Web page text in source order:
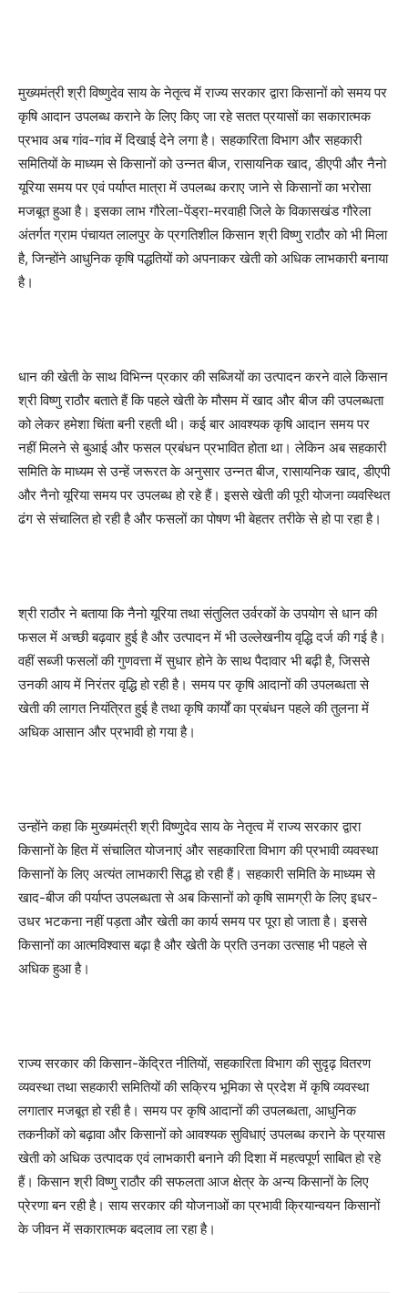
मुख्यमंत्री श्री विष्णुदेव साय के नेतृत्व में राज्य सरकार द्वारा किसानों को समय पर
कृषि आदान उपलब्ध कराने के लिए किए जा रहे सतत प्रयासों का सकारात्मक
प्रभाव अब गांव-गांव में दिखाई देने लगा है। सहकारिता विभाग और सहकारी
समितियों के माध्यम से किसानों को उन्नत बीज, रासायनिक खाद, डीएपी और नैनो
यूरिया समय पर एवं पर्याप्त मात्रा में उपलब्ध कराए जाने से किसानों का भरोसा
मजबूत हुआ है। इसका लाभ गौरेला-पेंड्रा-मरवाही जिले के विकासखंड गौरेला
अंतर्गत ग्राम पंचायत लालपुर के प्रगतिशील किसान श्री विष्णु राठौर को भी मिला
है, जिन्होंने आधुनिक कृषि पद्धतियों को अपनाकर खेती को अधिक लाभकारी बनाया
है।
धान की खेती के साथ विभिन्न प्रकार की सब्जियों का उत्पादन करने वाले किसान
श्री विष्णु राठौर बताते हैं कि पहले खेती के मौसम में खाद और बीज की उपलब्धता
को लेकर हमेशा चिंता बनी रहती थी। कई बार आवश्यक कृषि आदान समय पर
नहीं मिलने से बुआई और फसल प्रबंधन प्रभावित होता था। लेकिन अब सहकारी
समिति के माध्यम से उन्हें जरूरत के अनुसार उन्नत बीज, रासायनिक खाद, डीएपी
और नैनो यूरिया समय पर उपलब्ध हो रहे हैं। इससे खेती की पूरी योजना व्यवस्थित
ढंग से संचालित हो रही है और फसलों का पोषण भी बेहतर तरीके से हो पा रहा है।
श्री राठौर ने बताया कि नैनो यूरिया तथा संतुलित उर्वरकों के उपयोग से धान की
फसल में अच्छी बढ़वार हुई है और उत्पादन में भी उल्लेखनीय वृद्धि दर्ज की गई है।
वहीं सब्जी फसलों की गुणवत्ता में सुधार होने के साथ पैदावार भी बढ़ी है, जिससे
उनकी आय में निरंतर वृद्धि हो रही है। समय पर कृषि आदानों की उपलब्धता से
खेती की लागत नियंत्रित हुई है तथा कृषि कार्यों का प्रबंधन पहले की तुलना में
अधिक आसान और प्रभावी हो गया है।
उन्होंने कहा कि मुख्यमंत्री श्री विष्णुदेव साय के नेतृत्व में राज्य सरकार द्वारा
किसानों के हित में संचालित योजनाएं और सहकारिता विभाग की प्रभावी व्यवस्था
किसानों के लिए अत्यंत लाभकारी सिद्ध हो रही हैं। सहकारी समिति के माध्यम से
खाद-बीज की पर्याप्त उपलब्धता से अब किसानों को कृषि सामग्री के लिए इधर-
उधर भटकना नहीं पड़ता और खेती का कार्य समय पर पूरा हो जाता है। इससे
किसानों का आत्मविश्वास बढ़ा है और खेती के प्रति उनका उत्साह भी पहले से
अधिक हुआ है।
राज्य सरकार की किसान-केंद्रित नीतियों, सहकारिता विभाग की सुदृढ़ वितरण
व्यवस्था तथा सहकारी समितियों की सक्रिय भूमिका से प्रदेश में कृषि व्यवस्था
लगातार मजबूत हो रही है। समय पर कृषि आदानों की उपलब्धता, आधुनिक
तकनीकों को बढ़ावा और किसानों को आवश्यक सुविधाएं उपलब्ध कराने के प्रयास
खेती को अधिक उत्पादक एवं लाभकारी बनाने की दिशा में महत्वपूर्ण साबित हो रहे
हैं। किसान श्री विष्णु राठौर की सफलता आज क्षेत्र के अन्य किसानों के लिए
प्रेरणा बन रही है। साय सरकार की योजनाओं का प्रभावी क्रियान्वयन किसानों
के जीवन में सकारात्मक बदलाव ला रहा है।